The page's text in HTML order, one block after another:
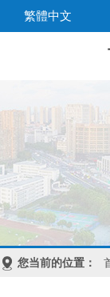
繁體中文
您当前的位置：